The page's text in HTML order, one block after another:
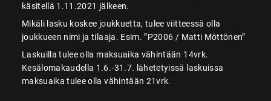
käsitellä 1.11.2021 jälkeen.
Mikäli lasku koskee joukkuetta, tulee viitteessä olla
joukkueen nimi ja tilaaja. Esim. ”P2006 / Matti Möttönen”
Laskuilla tulee olla maksuaika vähintään 14vrk.
Kesälomakaudella 1.6.-31.7. lähetetyissä laskuissa
maksuaika tulee olla vähintään 21vrk.